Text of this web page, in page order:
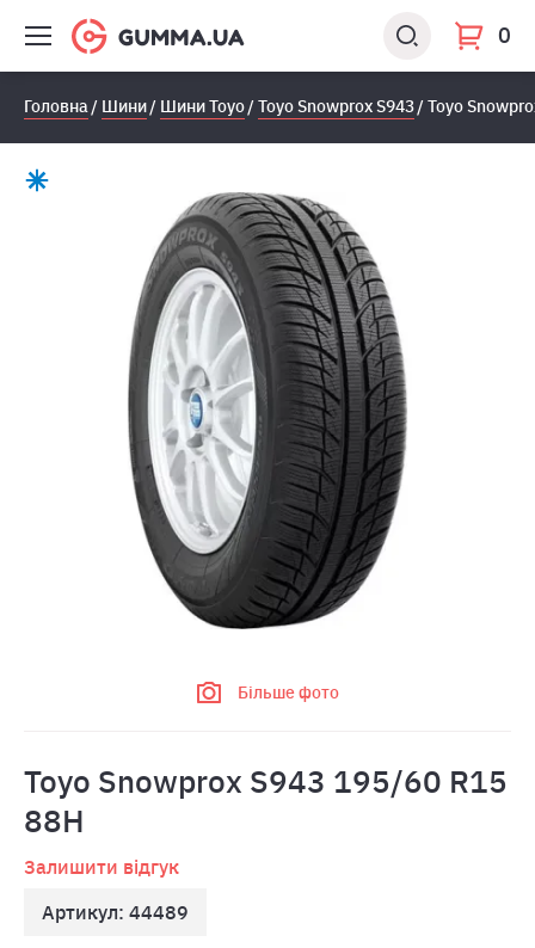
0
Головна Шини Шини Toyo Toyo Snowprox S943 Toyo
Більше фото
Toyo Snowprox S943 195/60 R15
88H
Залишити відгук
Артикул: 44489